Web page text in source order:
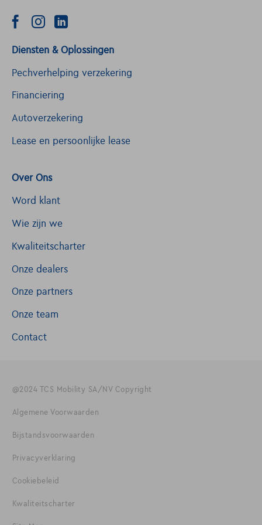
Diensten & Oplossingen
Pechverhelping verzekering
Financiering
Autoverzekering
Lease en persoonlijke lease
Over Ons
Word klant
Wie zijn we
Kwaliteitscharter
Onze dealers
Onze partners
Onze team
Contact
@2024 TCS Mobility SA/NV Copyright
Algemene Voorwaarden
Bijstandsvoorwaarden
Privacyverklaring
Cookiebeleid
Kwaliteitscharter